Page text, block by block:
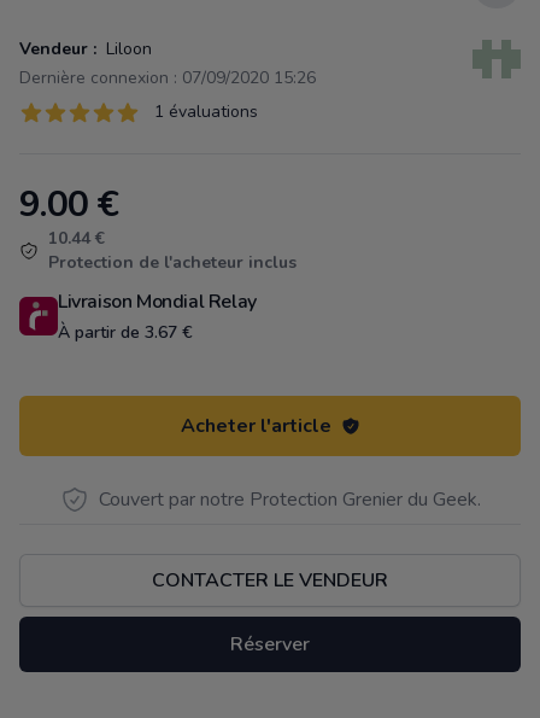
Vendeur : Liloon
Dernière connexion : 07/09/2020 15:26
Évaluations
1 sur 5 étoiles 1 évaluations
Product information
9.00€
10.44 €
Protection de l'acheteur inclus
Livraison Mondial Relay
À partir de 3.67 €
Acheter l'article
Couvert par notre Protection Grenier du Geek.
CONTACTER LE VENDEUR
Réserver